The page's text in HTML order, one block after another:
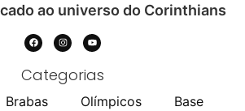
ao universo do Corinthians
Categorias
Brabas Olímpicos Base